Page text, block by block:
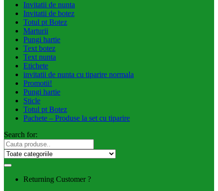
Invitatii de nunta
Invitatii de botez
Totul pt Botez
Marturii
Pungi hartie
Text botez
Text nunta
Etichete
invitatii de nunta cu tiparire normala
Promotii!
Pungi hartie
Sticle
Totul pt Botez
Pachete – Produse la set cu tiparire
Search for:
Returning Customer ?